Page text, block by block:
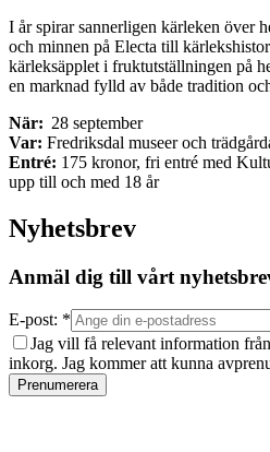
I år spirar sannerligen kärleken över
och minnen på Electa till
kärleksäpplet i fruktutställningen på
en marknad fylld av både tradition
När: 28 september
Var: Fredriksdal museer och
Entré: 175 kronor, fri entré med
upp till och med 18 år
Nyhetsbrev
Anmäl dig till vårt
E-post: *
Jag vill få relevant information
inkorg. Jag kommer att kunna
Prenumerera